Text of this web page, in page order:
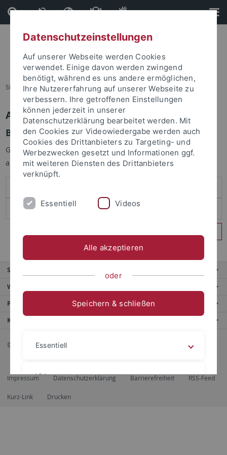
Direkt
zum
Inhalt
Direkt
zur
Fußleiste
Sie sind hier: Startseite
Anmelden
Benutzeranmeldung
Geben Sie Ihren Benutzernamen und Ihr Passwort an um sich
anzumelden:
Service
Weitere Angebote
Portale
Kontaktinfo
© 2026 Eberhard Karls Universität Tübingen, Tübingen
Impressum Datenschutzerklärung Barrierefreiheit RSS-Feed
Kurz-Link Drucken
Datenschutzeinstellungen
Auf unserer Webseite werden Cookies
verwendet. Einige davon werden zwingend
benötigt, während es uns andere ermöglichen,
Ihre Nutzererfahrung auf unserer Webseite zu
verbessern. Ihre getroffenen Einstellungen
können jederzeit in unserer
Datenschutzerklärung bearbeitet werden. Mit
den Cookies zur Videowiedergabe werden auch
Cookies des Drittanbieters zu Targeting- und
Werbezwecken gesetzt und Informationen ggf.
mit weiteren Diensten des Drittanbieters
verknüpft.
Essentiell Videos
Alle akzeptieren
oder
Speichern & schließen
Essentiell
Videos